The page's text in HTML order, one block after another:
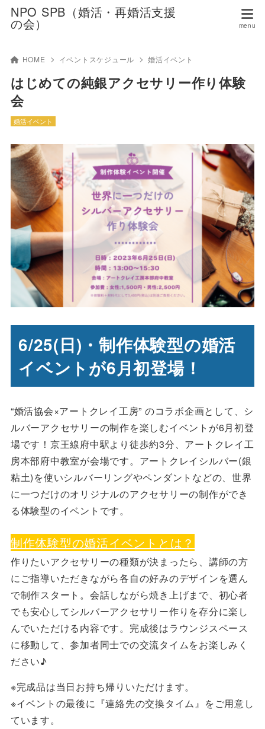
NPO SPB（婚活・再婚活支援
の会）
HOME イベントスケジュール 婚活イベント
はじめての純銀アクセサリー作り体験
会
婚活イベント
6/25(日)・制作体験型の婚活
イベントが6月初登場！
“婚活協会×アートクレイ工房” のコラボ企画として、シ
ルバーアクセサリーの制作を楽しむイベントが6月初登
場です！京王線府中駅より徒歩約3分、アートクレイ工
房本部府中教室が会場です。アートクレイシルバー(銀
粘土)を使いシルバーリングやペンダントなどの、世界
に一つだけのオリジナルのアクセサリーの制作ができ
る体験型のイベントです。
制作体験型の婚活イベントとは？
作りたいアクセサリーの種類が決まったら、講師の方
にご指導いただきながら各自の好みのデザインを選ん
で制作スタート。会話しながら焼き上げまで、初心者
でも安心してシルバーアクセサリー作りを存分に楽し
んでいただける内容です。完成後はラウンジスペース
に移動して、参加者同士での交流タイムをお楽しみく
ださい♪
※完成品は当日お持ち帰りいただけます。
※イベントの最後に『連絡先の交換タイム』をご用意し
ています。